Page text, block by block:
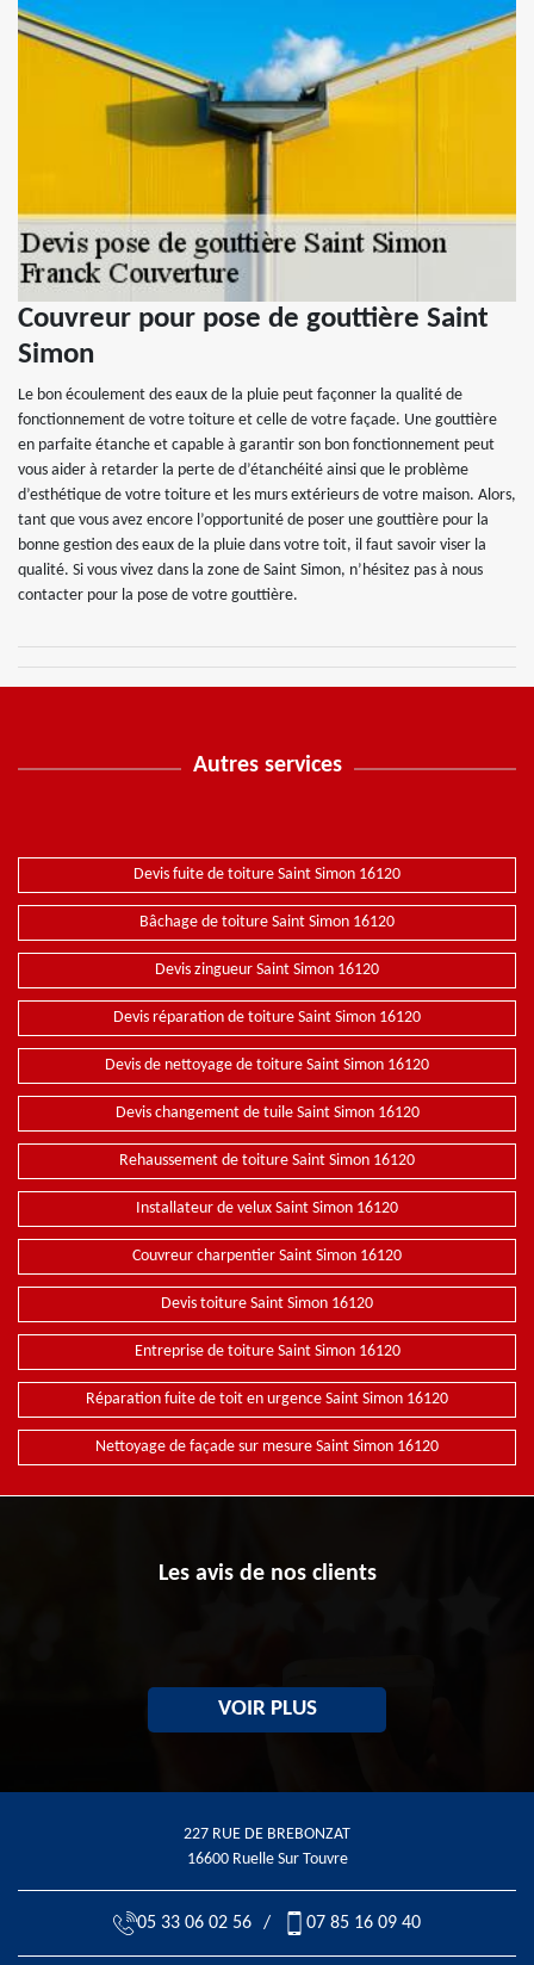
Couvreur pour pose de gouttière Saint
Simon
Le bon écoulement des eaux de la pluie peut façonner la qualité de
fonctionnement de votre toiture et celle de votre façade. Une gouttière
en parfaite étanche et capable à garantir son bon fonctionnement peut
vous aider à retarder la perte de d’étanchéité ainsi que le problème
d’esthétique de votre toiture et les murs extérieurs de votre maison. Alors,
tant que vous avez encore l’opportunité de poser une gouttière pour la
bonne gestion des eaux de la pluie dans votre toit, il faut savoir viser la
qualité. Si vous vivez dans la zone de Saint Simon, n’hésitez pas à nous
contacter pour la pose de votre gouttière.
Autres services
Devis fuite de toiture Saint Simon 16120
Bâchage de toiture Saint Simon 16120
Devis zingueur Saint Simon 16120
Devis réparation de toiture Saint Simon 16120
Devis de nettoyage de toiture Saint Simon 16120
Devis changement de tuile Saint Simon 16120
Rehaussement de toiture Saint Simon 16120
Installateur de velux Saint Simon 16120
Couvreur charpentier Saint Simon 16120
Devis toiture Saint Simon 16120
Entreprise de toiture Saint Simon 16120
Réparation fuite de toit en urgence Saint Simon 16120
Nettoyage de façade sur mesure Saint Simon 16120
Les avis de nos clients
VOIR PLUS
227 RUE DE BREBONZAT
16600 Ruelle Sur Touvre
05 33 06 02 56 / 07 85 16 09 40